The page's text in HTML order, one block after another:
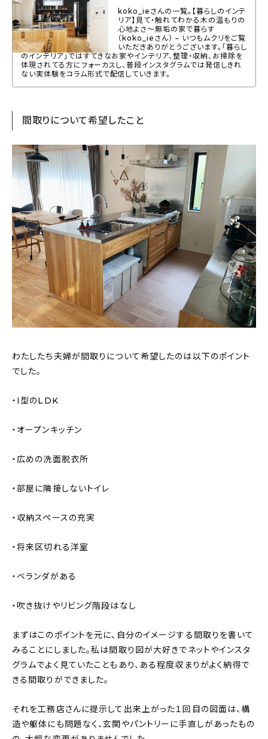
お問い合わせ
koko_ieさんの一覧。【暮らしのインテ
リア】見て・触れてわかる木の温もりの
心地よさ～無垢の家で暮らす
（koko_ieさん） – いつもムクリをご覧
いただきありがとうございます。「暮らし
のインテリア」ではすてきなお家やインテリア、整理・収納、お掃除を
体現されてる方にフォーカスし、普段インスタグラムでは発信しきれ
ない実体験をコラム形式で配信していきます。
間取りについて希望したこと
わたしたち夫婦が間取りについて希望したのは以下のポイント
でした。
・I型のLDK
・オープンキッチン
・広めの洗面脱衣所
・部屋に隣接しないトイレ
・収納スペースの充実
・将来区切れる洋室
・ベランダがある
・吹き抜けやリビング階段はなし
まずはこのポイントを元に、自分のイメージする間取りを書いて
みることにしました。私は間取り図が大好きでネットやインスタ
グラムでよく見ていたこともあり、ある程度収まりがよく納得で
きる間取りができました。
それを工務店さんに提示して出来上がった１回目の図面は、構
造や躯体にも問題なく、玄関やパントリーに手直しがあったもの